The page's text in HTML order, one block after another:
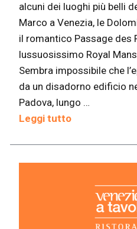
alcuni dei luoghi più belli
Marco a Venezia, le
il romantico Passage des
lussuosissimo Royal
Sembra impossibile che
da un disadorno edificio
Padova, lungo …
Leggi tutto